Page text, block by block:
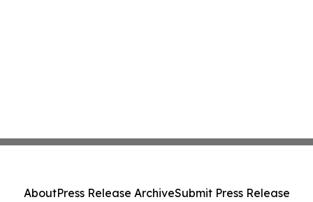
AboutPress Release ArchiveSubmit Press Release